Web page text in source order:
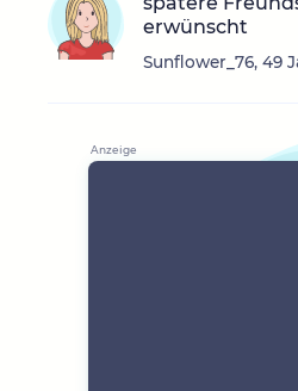
erwünscht
Sunflower_76, 49